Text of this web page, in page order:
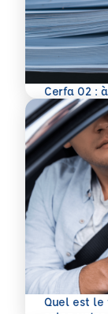
Cerfa 02 :
En savoir plus
Quel est le